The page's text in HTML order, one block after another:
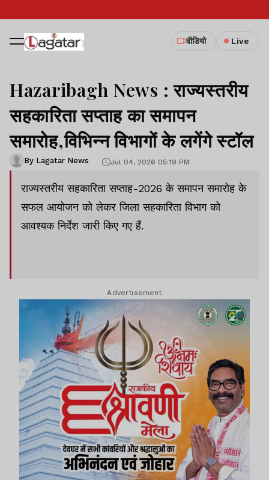
वीडियो Live
Hazaribagh News : राज्यस्तरीय
सहकारिता सप्ताह का समापन
समारोह,विभिन्न विभागों के लगेंगे स्टॉल
By Lagatar News Jul 04, 2026 05:19 PM
राज्यस्तरीय सहकारिता सप्ताह-2026 के समापन समारोह के
सफल आयोजन को लेकर जिला सहकारिता विभाग को
आवश्यक निर्देश जारी किए गए हैं.
Advertisement